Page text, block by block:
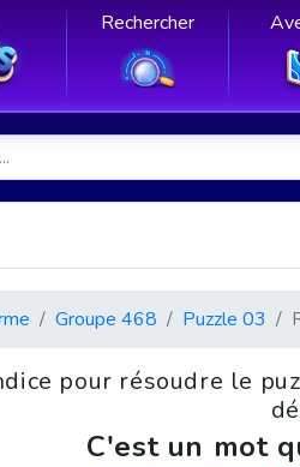
Rechercher
Groupe 468 Puzzle 03
pour résoudre le
C'est un mot